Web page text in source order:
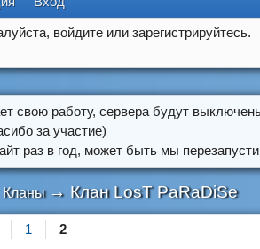
войдите или зарегистрируйтесь.
свою работу, сервера будут
за участие)
раз в год, может быть мы
Кланы → Клан LosT PaRaDiSe
1
2